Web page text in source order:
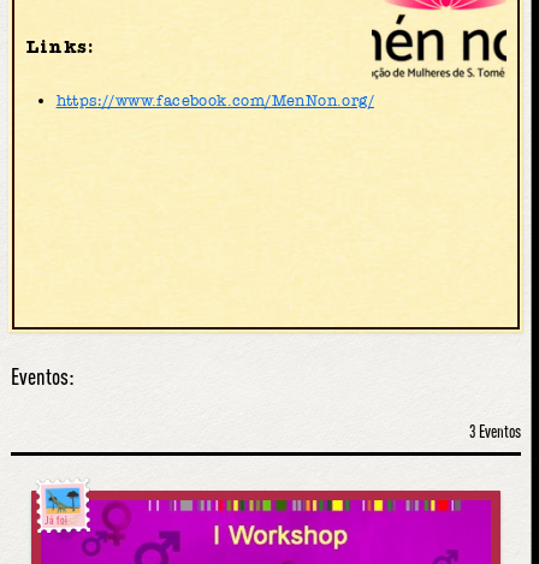
Links:
https://www.facebook.com/MenNon.org/
Eventos:
3 Eventos
Já foi